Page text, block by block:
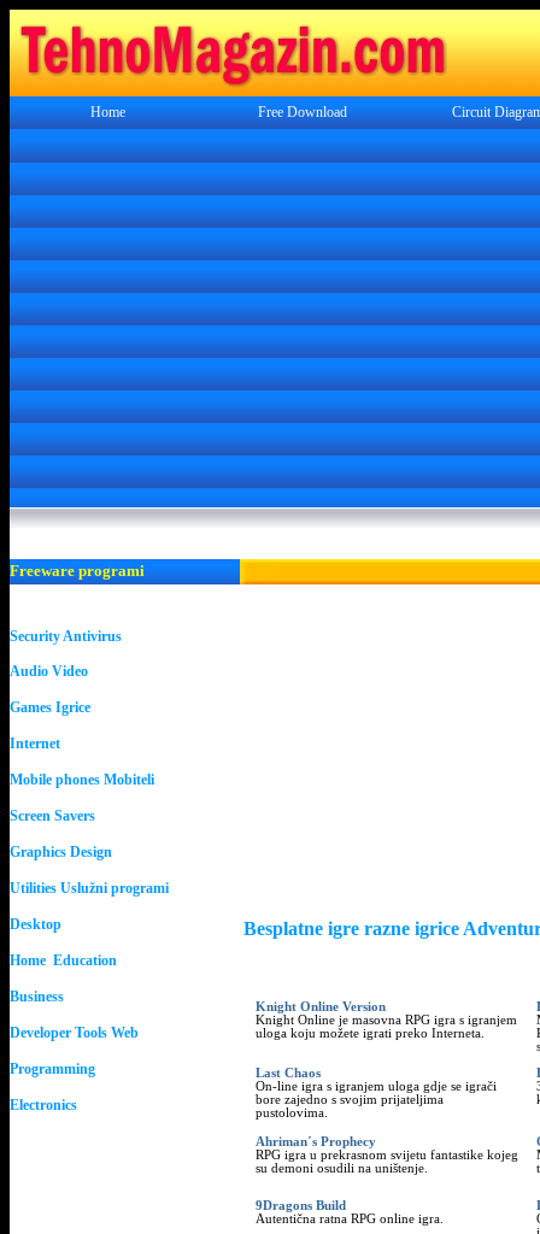
Home Free Download Circuit
Freeware programi
Besplatne igre razne igrice
Knight Online Version
Knight Online je masovna RPG igra s igranjem
uloga koju možete igrati preko Interneta.
Last Chaos
On-line igra s igranjem uloga gdje se igrači
bore zajedno s svojim prijateljima
pustolovima.
Ahriman´s Prophecy
RPG igra u prekrasnom svijetu fantastike kojeg
su demoni osudili na uništenje.
9Dragons Build
Autentična ratna RPG online igra.
Security Antivirus
Audio Video
Games Igrice
Internet
Mobile phones Mobiteli
Screen Savers
Graphics Design
Utilities Uslužni programi
Desktop
Home Education
Business
Developer Tools Web
Programming
Electronics